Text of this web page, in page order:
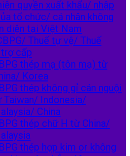
quyền xuất khẩu/ nhập
tổ chức/ cá nhân không
diện tại Việt Nam
Thuế tự vệ/ Thuế
cấp
thép mạ (tôn mạ) từ
Korea
thép không gỉ cán nguội
Taiwan/ Indonesia/
China
thép chữ H từ China/
thép hợp kim or không